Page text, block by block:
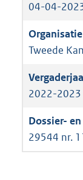
04-04-
Tweede
2022-2023
29544 nr.